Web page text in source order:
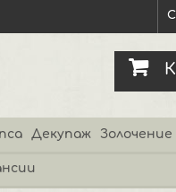
Декупаж Золочение